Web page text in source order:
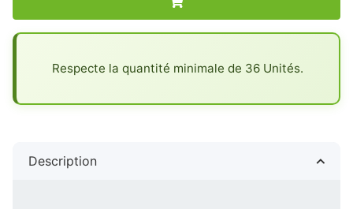
Respecte la quantité minimale de 36 Unités.
Description